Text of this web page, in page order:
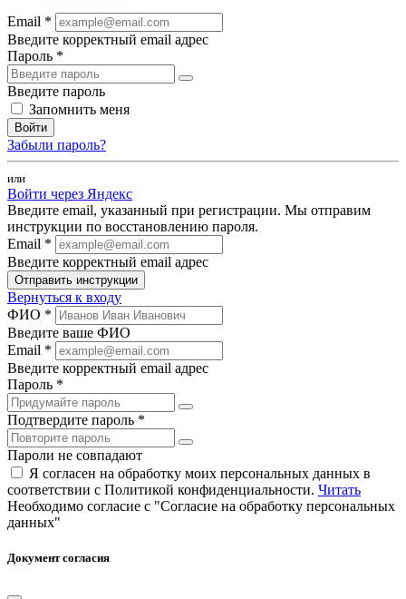
Email *
Введите корректный email адрес
Пароль *
Введите пароль
Запомнить меня
Войти
Забыли пароль?
или
Войти через Яндекс
Введите email, указанный при регистрации. Мы отправим
инструкции по восстановлению пароля.
Email *
Введите корректный email адрес
Отправить инструкции
Вернуться к входу
ФИО *
Введите ваше ФИО
Email *
Введите корректный email адрес
Пароль *
Подтвердите пароль *
Пароли не совпадают
Я согласен на обработку моих персональных данных в
соответствии с Политикой конфиденциальности. Читать
Необходимо согласие с "Согласие на обработку персональных
данных"
Документ согласия